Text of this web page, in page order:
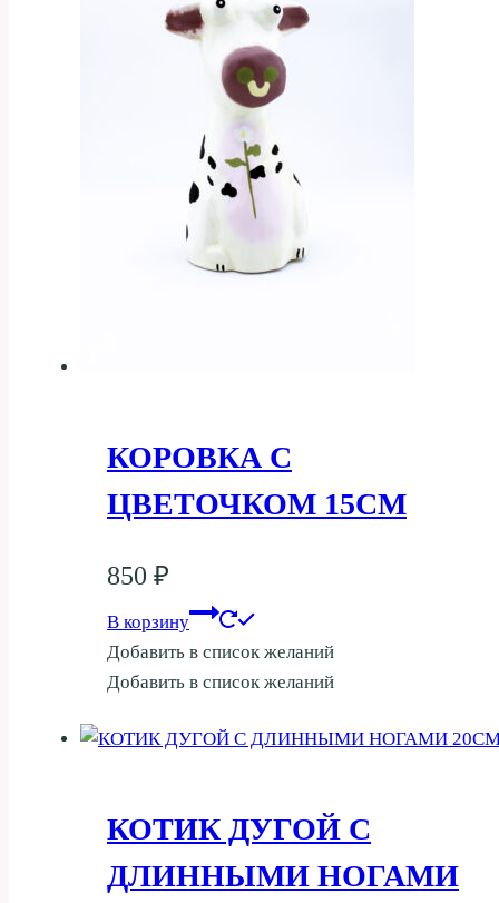
КОРОВКА С
ЦВЕТОЧКОМ 15СМ
850 ₽
В корзину
Добавить в список желаний
Добавить в список желаний
КОТИК ДУГОЙ С
ДЛИННЫМИ НОГАМИ